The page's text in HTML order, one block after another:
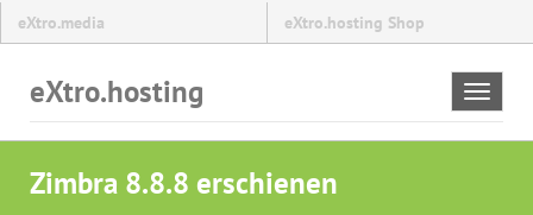
eXtro.media eXtro.hosting Shop
Toggle
eXtro.hosting
Zimbra 8.8.8 erschienen